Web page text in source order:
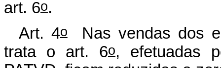
art. 6o.
Art. 4oNas vendas dos
trata o art. 6o, efetuadas